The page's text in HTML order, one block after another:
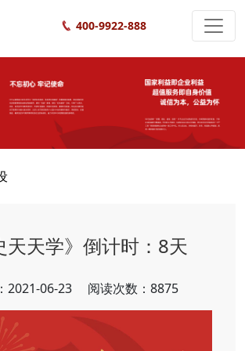
400-9922-888
天天学》倒计时：8天
2021-06-23 阅读次数：8875